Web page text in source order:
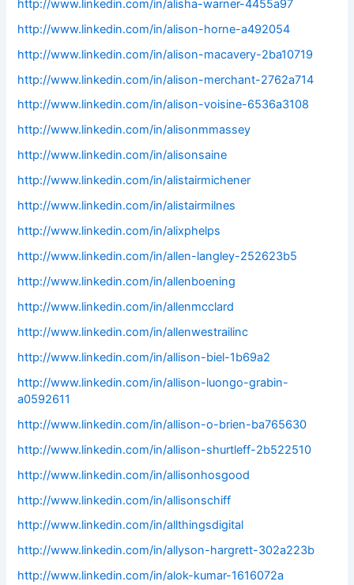
http://www.linkedin.com/in/alisha-warner-4455a97
http://www.linkedin.com/in/alison-horne-a492054
http://www.linkedin.com/in/alison-macavery-2ba10719
http://www.linkedin.com/in/alison-merchant-2762a714
http://www.linkedin.com/in/alison-voisine-6536a3108
http://www.linkedin.com/in/alisonmmassey
http://www.linkedin.com/in/alisonsaine
http://www.linkedin.com/in/alistairmichener
http://www.linkedin.com/in/alistairmilnes
http://www.linkedin.com/in/alixphelps
http://www.linkedin.com/in/allen-langley-252623b5
http://www.linkedin.com/in/allenboening
http://www.linkedin.com/in/allenmcclard
http://www.linkedin.com/in/allenwestrailinc
http://www.linkedin.com/in/allison-biel-1b69a2
http://www.linkedin.com/in/allison-luongo-grabin-
a0592611
http://www.linkedin.com/in/allison-o-brien-ba765630
http://www.linkedin.com/in/allison-shurtleff-2b522510
http://www.linkedin.com/in/allisonhosgood
http://www.linkedin.com/in/allisonschiff
http://www.linkedin.com/in/allthingsdigital
http://www.linkedin.com/in/allyson-hargrett-302a223b
http://www.linkedin.com/in/alok-kumar-1616072a